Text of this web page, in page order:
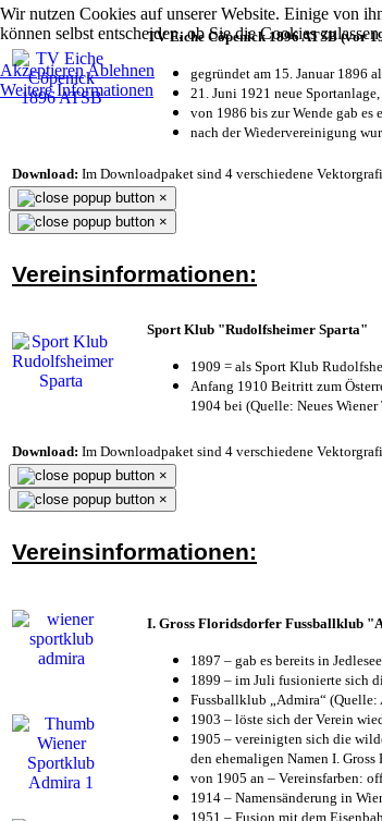
Wir nutzen Cookies auf unserer Website. Einige von
können selbst entscheiden, ob Sie die Cookies
AkzeptierenAblehnen
Weitere Informationen
TV Eiche Cöpenick 1896 ATSB (vor
gegründet am 15. Januar 1896
21. Juni 1921 neue
von 1986 bis zur Wende gab
nach der Wiedervereinigung
Download: Im Downloadpaket sind 4 verschiedene
×
×
Vereinsinformationen:
Sport Klub "Rudolfsheimer Sparta"
1909 = als Sport Klub
Anfang 1910 Beitritt zum
1904 bei (Quelle: Neues
Download: Im Downloadpaket sind 4 verschiedene
×
×
Vereinsinformationen:
I. Gross Floridsdorfer Fussballklub
1897 – gab es bereits in
1899 – im Juli fusionierte sich
Fussballklub „Admira“
1903 – löste sich der Verein
1905 – vereinigten sich die
den ehemaligen Namen I.
von 1905 an – Vereinsfarben:
1914 – Namensänderung in
1951 – Fusion mit dem